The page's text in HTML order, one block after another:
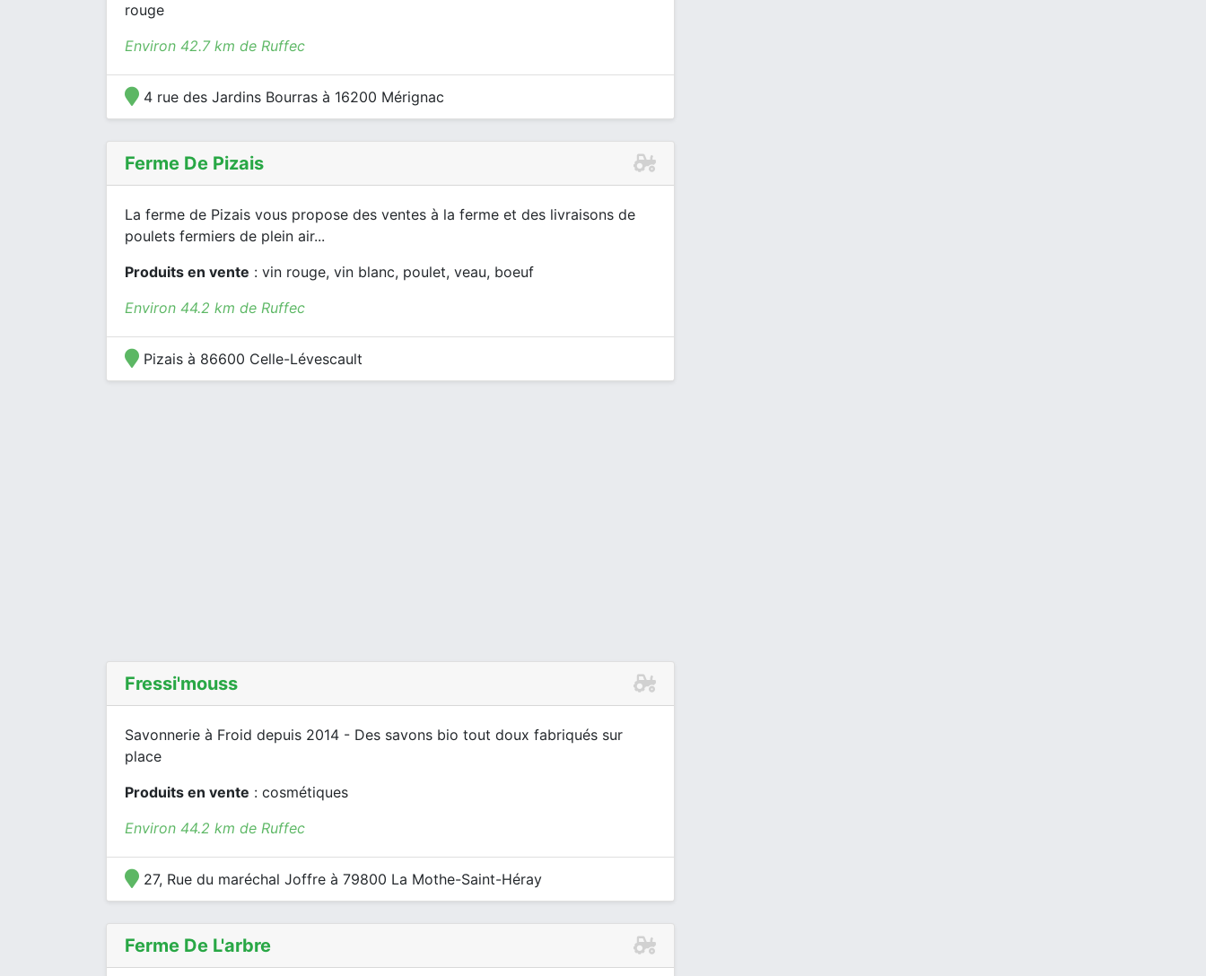
rouge
Environ 42.7 km de Ruffec
4 rue des Jardins Bourras à 16200 Mérignac
Ferme De Pizais
La ferme de Pizais vous propose des ventes à la ferme et des livraisons de
poulets fermiers de plein air...
Produits en vente : vin rouge, vin blanc, poulet, veau, boeuf
Environ 44.2 km de Ruffec
Pizais à 86600 Celle-Lévescault
Fressi'mouss
Savonnerie à Froid depuis 2014 - Des savons bio tout doux fabriqués sur
place
Produits en vente : cosmétiques
Environ 44.2 km de Ruffec
27, Rue du maréchal Joffre à 79800 La Mothe-Saint-Héray
Ferme De L'arbre